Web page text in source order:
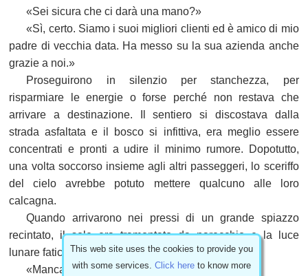
«Sei sicura che ci darà una mano?»
«Sì, certo. Siamo i suoi migliori clienti ed è amico di mio
padre di vecchia data. Ha messo su la sua azienda anche
grazie a noi.»
Proseguirono in silenzio per stanchezza, per
risparmiare le energie o forse perché non restava che
arrivare a destinazione. Il sentiero si discostava dalla
strada asfaltata e il bosco si infittiva, era meglio essere
concentrati e pronti a udire il minimo rumore. Dopotutto,
una volta soccorso insieme agli altri passeggeri, lo sceriffo
del cielo avrebbe potuto mettere qualcuno alle loro
calcagna.
Quando arrivarono nei pressi di un grande spiazzo
recintato, il sole era tramontato da parecchio e la luce
lunare faticava a rischiarare il sentiero.
«Manca ancora molto?» Chiese Relby.
This web site uses the cookies to provide you
with some services. Click hereto know more